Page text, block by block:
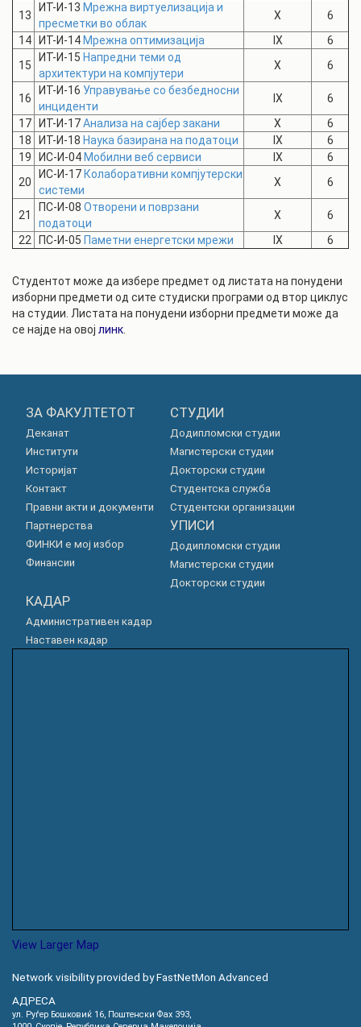
13
ИТ-И-13 Мрежна виртуелизација и
пресметки во облак
X
6
14
ИТ-И-14 Мрежна оптимизација IX
6
15
ИТ-И-15 Напредни теми од
архитектури на компјутери
X 6
16
ИТ-И-16 Управување со безбедносни
инциденти
IX
6
17
ИТ-И-17Анализа на сајбер закани X
6
18
ИТ-И-18 Наука базирана на податоци IX
6
19
ИС-И-04 Mобилни веб сервиси IX
6
20
ИС-И-17 Колаборативни компјутерски
системи
X 6
21
ПС-И-08 Отворени и поврзани
податоци
X
6
22
ПС-И-05 Паметни енергетски мрежи IX 6
Студентот може да избере предмет од листата на понудени
изборни предмети од сите студиски програми од втор циклус
на студии. Листата на понудени изборни предмети може да
се најде на овој линк
ЗА ФАКУЛТЕТОТ
Деканат
Институти
Историјат
Контакт
Правни акти и документи
Партнерства
ФИНКИ е мој избор
Финансии
СТУДИИ
Додипломски студии
Магистерски студии
Докторски студии
Студентска служба
Студентски организации
УПИСИ
Додипломски студии
Магистерски студии
Докторски студии
КАДАР
Административен кадар
Наставен кадар
View Larger Map
Network visibility provided by FastNetMon Advanced
АДРЕСА
ул. Руѓер Бошковиќ 16, Пoштенски Фах 393,